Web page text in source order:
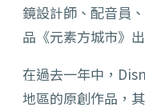
鏡設計師、配音員
品《元素方城市》
在過去一年中，
地區的原創作品，